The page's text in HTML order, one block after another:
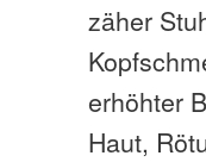
zäher
erhöhter
Haut,